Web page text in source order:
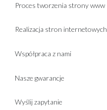
Proces tworzenia strony www
Realizacja stron internetowych
Współpraca z nami
Nasze gwarancje
Wyślij zapytanie